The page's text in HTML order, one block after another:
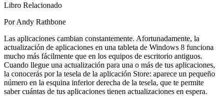
Libro Relacionado
Por Andy Rathbone
Las aplicaciones cambian constantemente. Afortunadamente, la
actualización de aplicaciones en una tableta de Windows 8 funciona
mucho más fácilmente que en los equipos de escritorio antiguos.
Cuando llegue una actualización para una o más de tus aplicaciones,
la conocerás por la tesela de la aplicación Store: aparece un pequeño
número en la esquina inferior derecha de la tesela, que te permite
saber cuántas de tus aplicaciones tienen actualizaciones en espera.